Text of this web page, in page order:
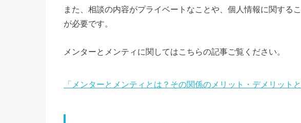
また、相談の内容がプライベートなことや、個人情報に関する
が必要です。
メンターとメンティに関してはこちらの記事ご覧ください。
「メンターとメンティとは？その関係のメリット・デメリット